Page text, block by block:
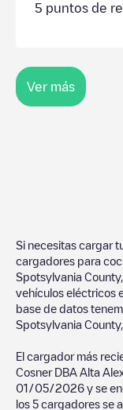
5 puntos de
Ver más
Si necesitas cargar
cargadores para
Spotsylvania County
vehículos eléctricos
base de datos
Spotsylvania County,
El cargador más
Cosner DBA Alta
01/05/2026 y se
los 5 cargadores se